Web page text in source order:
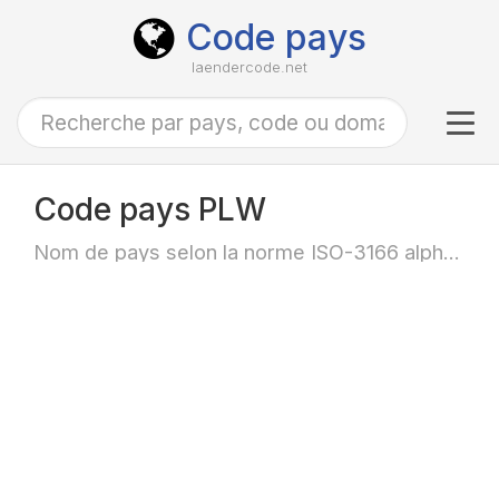
Code pays
laendercode.net
Code pays PLW
Nom de pays selon la norme ISO-3166 alpha-3